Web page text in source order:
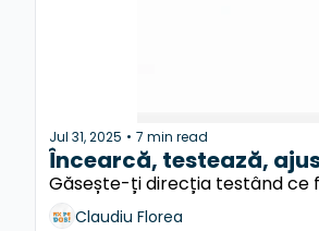
Jul 31, 2025 • 7 min read
Găsește-ți direcția testând ce
Claudiu Florea